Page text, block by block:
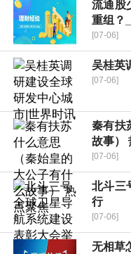
流通股
重组？
[07-06]
吴桂英
[07-06]
秦有扶
故事）
[07-06]
北斗三
行
[07-06]
无相草